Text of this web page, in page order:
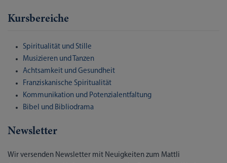
Kursbereiche
Spiritualität und Stille
Musizieren und Tanzen
Achtsamkeit und Gesundheit
Franziskanische Spiritualität
Kommunikation und Potenzialentfaltung
Bibel und Bibliodrama
Newsletter
Wir versenden Newsletter mit Neuigkeiten zum Mattli